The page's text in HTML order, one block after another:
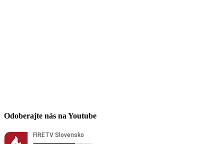
Odoberajte nás na Youtube